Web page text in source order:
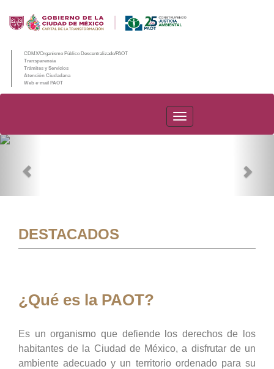
CDMX/Organismo Público Descentralizado/PAOT
Transparencia
Trámites y Servicios
Atención Ciudadana
Web e-mail PAOT
PAOT
DESTACADOS
¿Qué es la PAOT?
Es un organismo que defiende los derechos de los
habitantes de la Ciudad de México, a disfrutar de un
ambiente adecuado y un territorio ordenado para su